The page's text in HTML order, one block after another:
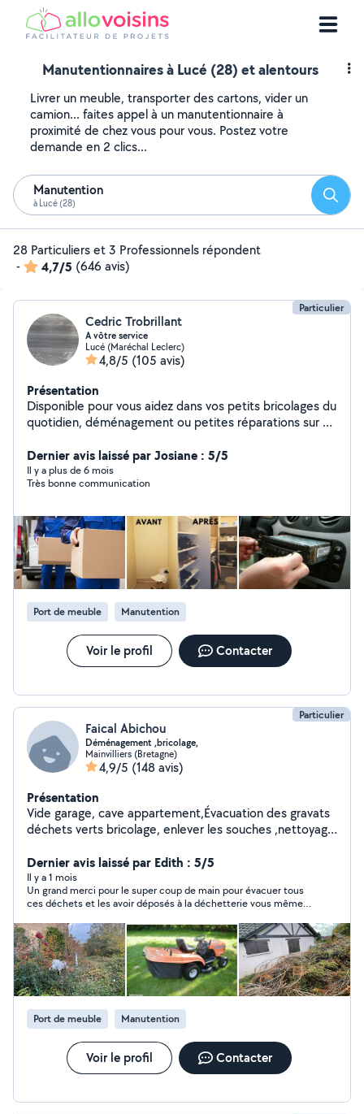
Manutentionnaires à Lucé (28) et alentours
Livrer un meuble, transporter des cartons, vider un
camion... faites appel à un manutentionnaire à
proximité de chez vous pour vous. Postez votre
demande en 2 clics...
Manutention
à Lucé (28)
28 Particuliers et 3 Professionnels répondent
-
4,7/5 (646 avis)
Particulier
Cedric Trobrillant
A vôtre service
Lucé (Maréchal Leclerc)
4,8/5 (105 avis)
Présentation
Disponible pour vous aidez dans vos petits bricolages du
quotidien, déménagement ou petites réparations sur un
pointilleuse.
Dernier avis laissé par Josiane : 5/5
Il y a plus de 6 mois
Très bonne communication
Port de meuble Manutention
Voir le profil Contacter
Particulier
Faical Abichou
Déménagement ,bricolage,
Mainvilliers (Bretagne)
4,9/5 (148 avis)
Présentation
Vide garage, cave appartement,Évacuation des gravats
déchets verts bricolage, enlever les souches ,nettoyage
Dernier avis laissé par Edith : 5/5
Il y a 1 mois
Un grand merci pour le super coup de main pour évacuer tous
ces déchets et les avoir déposés à la déchetterie vous même,
Port de meuble Manutention
Voir le profil Contacter